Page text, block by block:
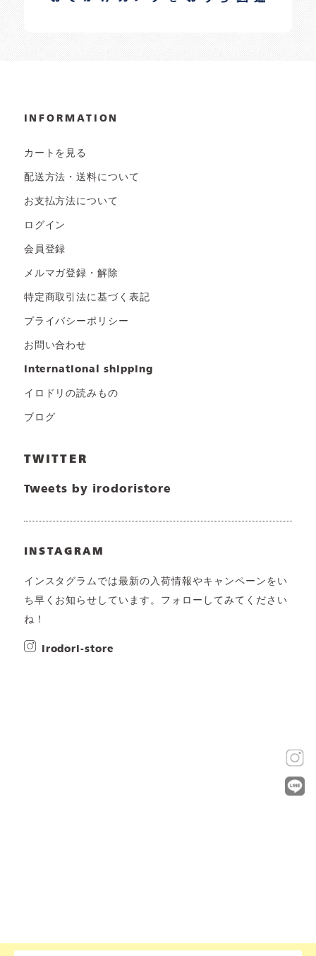
INFORMATION
カートを見る
配送方法・送料について
お支払方法について
ログイン
会員登録
メルマガ登録・解除
特定商取引法に基づく表記
プライバシーポリシー
お問い合わせ
international shipping
イロドリの読みもの
ブログ
TWITTER
Tweets by irodoristore
INSTAGRAM
インスタグラムでは最新の入荷情報やキャンペーンをい
ち早くお知らせしています。フォローしてみてください
ね！
irodori-store